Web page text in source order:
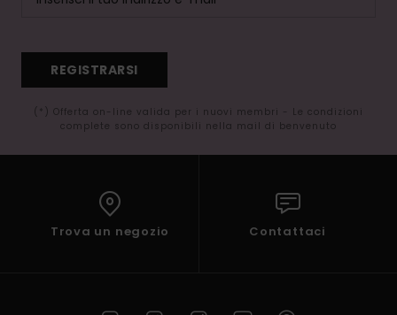
REGISTRARSI
(*) Offerta on-line valida per i nuovi membri - Le condizioni
complete sono disponibili nella mail di benvenuto
Trova un negozio Contattaci